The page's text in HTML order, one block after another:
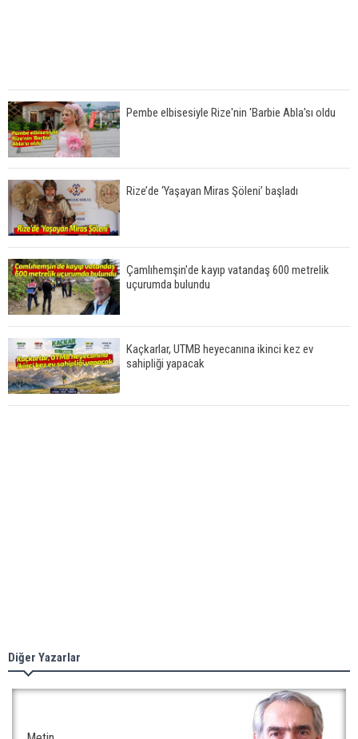
Pembe elbisesiyle Rize'nin 'Barbie Abla'sı oldu
Rize’de ‘Yaşayan Miras Şöleni’ başladı
Çamlıhemşin'de kayıp vatandaş 600 metrelik
uçurumda bulundu
Kaçkarlar, UTMB heyecanına ikinci kez ev
sahipliği yapacak
Diğer Yazarlar